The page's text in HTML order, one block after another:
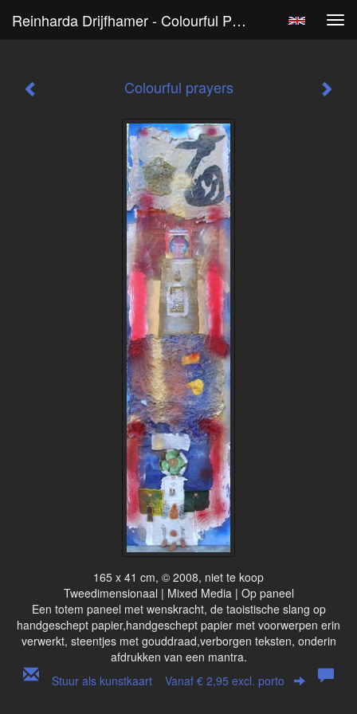
Reinharda Drijfhamer - Colourful Prayers
Colourful prayers
165 x 41 cm, © 2008, niet te koop
Tweedimensionaal | Mixed Media | Op paneel
Een totem paneel met wenskracht, de taoistische slang op
handgeschept papier,handgeschept papier met voorwerpen erin
verwerkt, steentjes met gouddraad,verborgen teksten, onderin
afdrukken van een mantra.
Stuur als kunstkaart Vanaf € 2,95 excl. porto